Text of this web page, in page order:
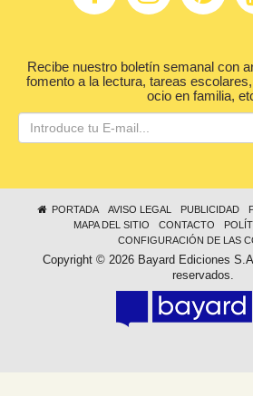
Recibe nuestro boletín semanal con
fomento a la lectura, tareas
ocio en familia,
PORTADA AVISO LEGAL PUBLICIDAD
MAPA DEL SITIO
CONTACTO
CONFIGURACIÓN DE LAS
Copyright © 2026 Bayard Ediciones
reservados.